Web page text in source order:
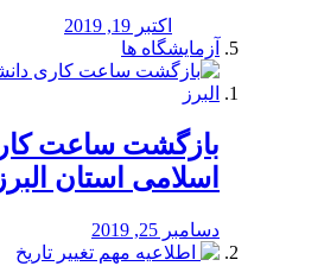
اکتبر 19, 2019
آزمایشگاه ها
بازگشت ساعت
اسلامی استان البرز
دسامبر 25, 2019